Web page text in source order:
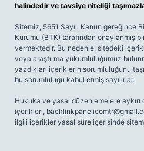
halindedir ve tavsiye niteliği
Sitemiz, 5651 Sayılı Kanun gereğince
Kurumu (BTK) tarafından onaylanmış
vermektedir. Bu nedenle, sitedeki
veya araştırma yükümlülüğümüz
yazdıkları içeriklerin sorumluluğunu
bu sorumluluğu kabul etmiş sayılırlar.
Hukuka ve yasal düzenlemelere
içerikleri,
ilgili içerikler yasal süre içerisinde